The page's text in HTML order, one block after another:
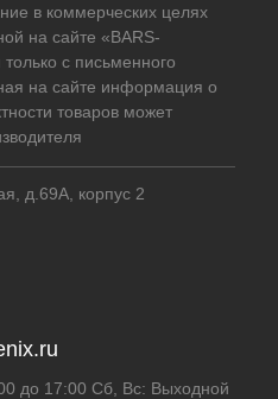
в коммерческих целях
на сайте «BARS-
с письменного
на сайте информация о
товаров может
д.69А, корпус 2
до 17:00 Сб, Вс: Выходной